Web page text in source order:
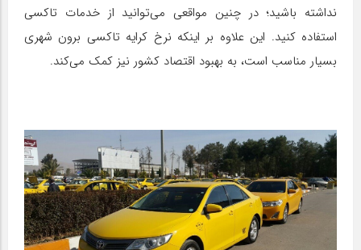
نداشته باشید؛ در چنین مواقعی می‌توانید از خدمات تاکسی
استفاده کنید. این علاوه بر اینکه نرخ کرایه تاکسی برون شهری
بسیار مناسب است، به بهبود اقتصاد کشور نیز کمک می‌کند.